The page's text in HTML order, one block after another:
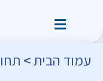
עמוד הבית>